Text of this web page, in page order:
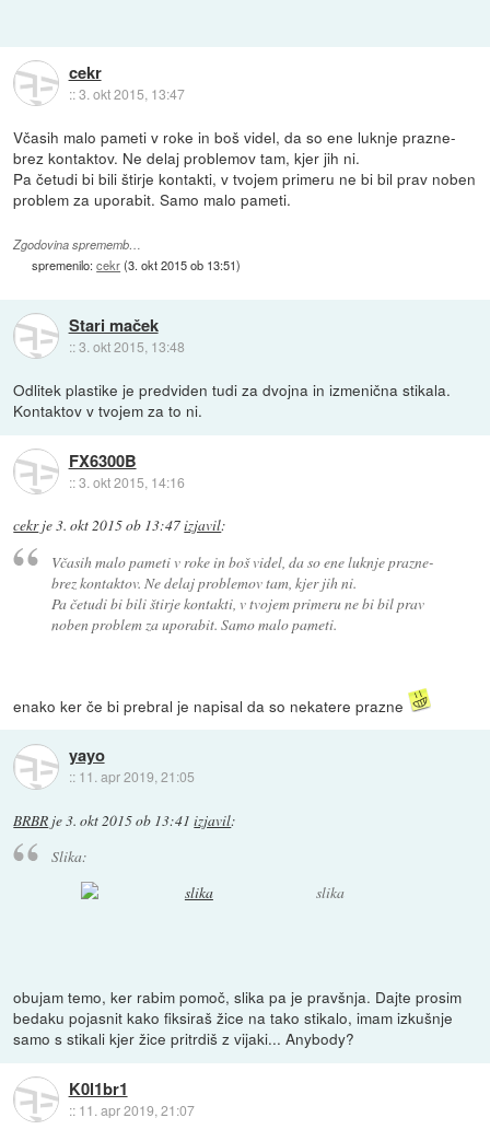
cekr
::3. okt 2015, 13:47
Včasih malo pameti v roke in boš videl, da so ene luknje prazne-
brez kontaktov. Ne delaj problemov tam, kjer jih ni.
Pa četudi bi bili štirje kontakti, v tvojem primeru ne bi bil prav noben
problem za uporabit. Samo malo pameti.
Zgodovina sprememb…
spremenilo:cekr(3. okt 2015 ob 13:51)
Stari maček
::3. okt 2015, 13:48
Odlitek plastike je predviden tudi za dvojna in izmenična stikala.
Kontaktov v tvojem za to ni.
FX6300B
::3. okt 2015, 14:16
cekrje3. okt 2015 ob 13:47izjavil:
Včasih malo pameti v roke in boš videl, da so ene luknje prazne-
brez kontaktov. Ne delaj problemov tam, kjer jih ni.
Pa četudi bi bili štirje kontakti, v tvojem primeru ne bi bil prav
noben problem za uporabit. Samo malo pameti.
enako ker če bi prebral je napisal da so nekatere prazne
yayo
:: 11. apr 2019, 21:05
BRBR je3. okt 2015 ob 13:41 izjavil:
Slika:
slika
obujam temo, ker rabim pomoč, slika pa je pravšnja. Dajte prosim
bedaku pojasnit kako fiksiraš žice na tako stikalo, imam izkušnje
samo s stikali kjer žice pritrdiš z vijaki... Anybody?
K0l1br1
:: 11. apr 2019, 21:07